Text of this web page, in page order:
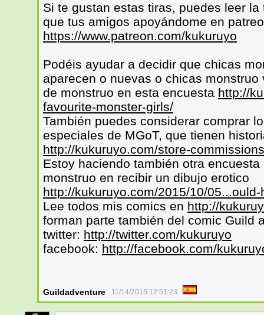
Si te gustan estas tiras, puedes leer
que tus amigos apoyándome en
https://www.patreon.com/kukuruyo
Podéis ayudar a decidir que chicas
aparecen o nuevas o chicas
de monstruo en esta encuesta http://
favourite-monster-girls/
También puedes considerar comprar
especiales de MGoT, que tienen
http://kukuruyo.com/store-
Estoy haciendo también otra
monstruo en recibir un dibujo erotico
http://kukuruyo.com/2015/10/
Lee todos mis comics en http://
forman parte también del comic Guild
twitter: http://twitter.com/kukuruyo
facebook: http://facebook.com/
Guildadventure 11/14/2015 12:51:23